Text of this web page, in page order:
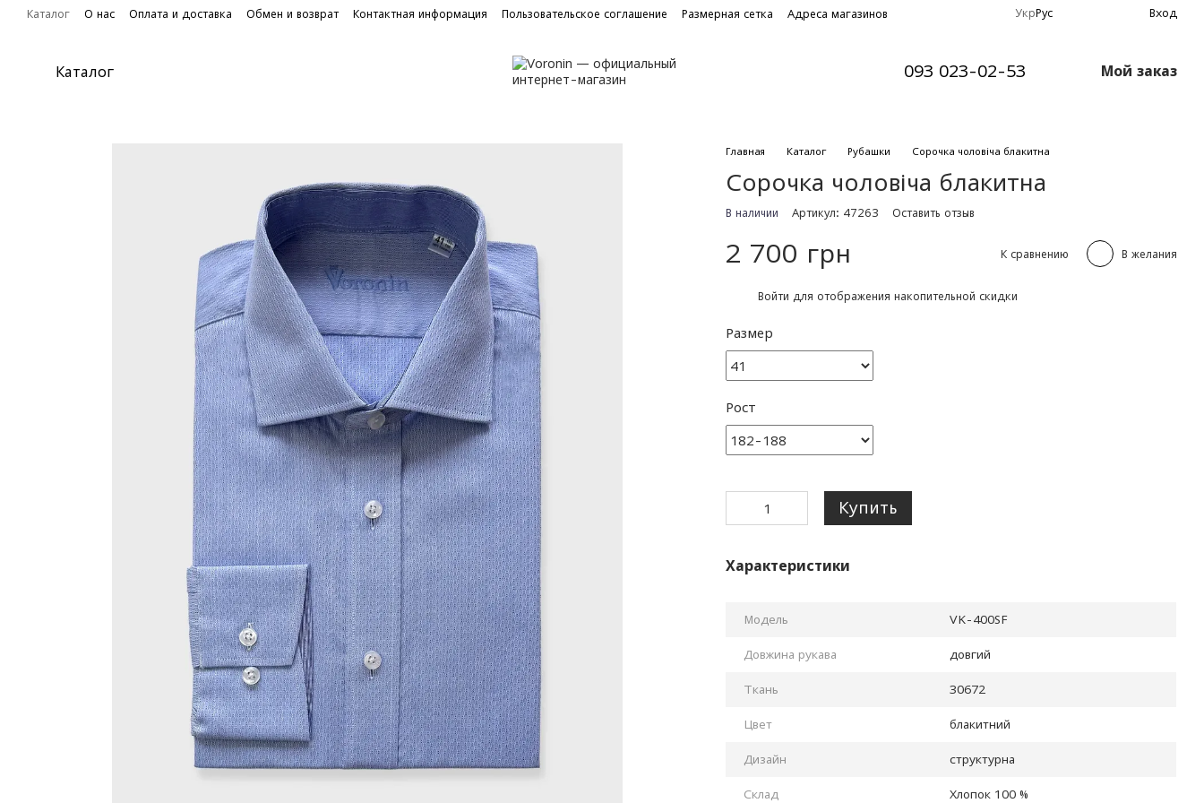
Перейти к основному контенту
Каталог О нас Оплата и доставка Обмен и возврат Контактная информация Пользовательское соглашение Размерная сетка Адреса магазинов УкрРус Вход
Каталог 093 023-02-53 Мой заказ
Главная Каталог Рубашки Сорочка чоловіча блакитна
Сорочка чоловіча блакитна
В наличии Артикул: 47263 Оставить отзыв
2 700 грн К сравнению В желания
Войти для отображения накопительной скидки
Размер
Рост
Купить
Характеристики
Модель VK-400SF
Довжина рукава довгий
Ткань 30672
Цвет блакитний
Дизайн структурна
Склад Хлопок 100 %